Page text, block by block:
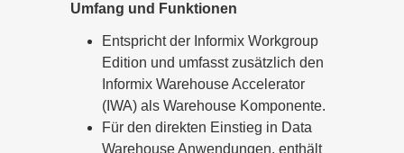
Umfang und Funktionen
Entspricht der Informix Workgroup
Edition und umfasst zusätzlich den
Informix Warehouse Accelerator
(IWA) als Warehouse Komponente.
Für den direkten Einstieg in Data
Warehouse Anwendungen, enthält